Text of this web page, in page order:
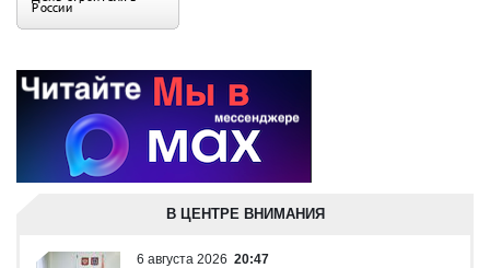
В ЦЕНТРЕ ВНИМАНИЯ
6 августа 2026 20:47